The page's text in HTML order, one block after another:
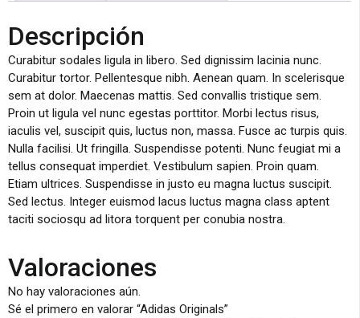
Descripción
Curabitur sodales ligula in libero. Sed dignissim lacinia nunc.
Curabitur tortor. Pellentesque nibh. Aenean quam. In scelerisque
sem at dolor. Maecenas mattis. Sed convallis tristique sem.
Proin ut ligula vel nunc egestas porttitor. Morbi lectus risus,
iaculis vel, suscipit quis, luctus non, massa. Fusce ac turpis quis.
Nulla facilisi. Ut fringilla. Suspendisse potenti. Nunc feugiat mi a
tellus consequat imperdiet. Vestibulum sapien. Proin quam.
Etiam ultrices. Suspendisse in justo eu magna luctus suscipit.
Sed lectus. Integer euismod lacus luctus magna class aptent
taciti sociosqu ad litora torquent per conubia nostra.
Valoraciones
No hay valoraciones aún.
Sé el primero en valorar “Adidas Originals”